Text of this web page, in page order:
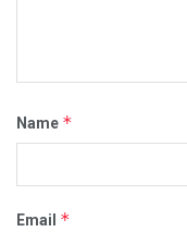
Name *
Email *